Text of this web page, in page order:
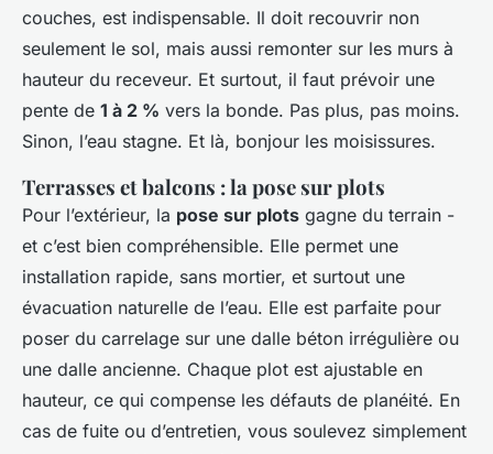
couches, est indispensable. Il doit recouvrir non
seulement le sol, mais aussi remonter sur les murs à
hauteur du receveur. Et surtout, il faut prévoir une
pente de 1 à 2 % vers la bonde. Pas plus, pas moins.
Sinon, l’eau stagne. Et là, bonjour les moisissures.
Terrasses et balcons : la pose sur plots
Pour l’extérieur, la pose sur plots gagne du terrain -
et c’est bien compréhensible. Elle permet une
installation rapide, sans mortier, et surtout une
évacuation naturelle de l’eau. Elle est parfaite pour
poser du carrelage sur une dalle béton irrégulière ou
une dalle ancienne. Chaque plot est ajustable en
hauteur, ce qui compense les défauts de planéité. En
cas de fuite ou d’entretien, vous soulevez simplement